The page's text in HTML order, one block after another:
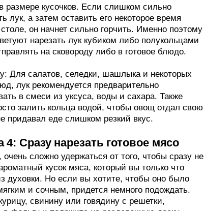
размере кусочков. Если слишком сильно
лук, а затем оставить его некоторое время
он начнет сильно горчить. Именно поэтому
нарезать лук кубиком либо полукольцами
на сковороду либо в готовое блюдо.
Для салатов, селедки, шашлыка и некоторых
лук рекомендуется предварительно
в смеси из уксуса, воды и сахара. Также
залить кольца водой, чтобы овощ отдал свою
придавал еде слишком резкий вкус.
Сразу нарезать готовое мясо
сложно удержаться от того, чтобы сразу не
кусок мяса, который вы только что
духовки. Но если вы хотите, чтобы оно было
и сочным, придется немного подождать.
свинину или говядину с решетки,